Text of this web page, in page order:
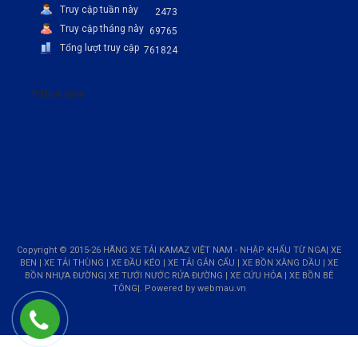
Truy cập tuần này
2473
Truy cập tháng này 69765
Tổng lượt truy cập 761824
Pdflist.com
Copyright © 2015-26 HÃNG XE TẢI KAMAZ VIỆT NAM - NHẬP KHẨU TỪ NGA| XE
BEN | XE TẢI THÙNG | XE ĐẦU KÉO | XE TẢI GẮN CẨU | XE BỒN XĂNG DẦU | XE
BỒN NHỰA ĐƯỜNG| XE TƯỚI NƯỚC RỬA ĐƯỜNG | XE CỨU HỎA | XE BỒN BÊ
TÔNG|. Powered by webmau.vn